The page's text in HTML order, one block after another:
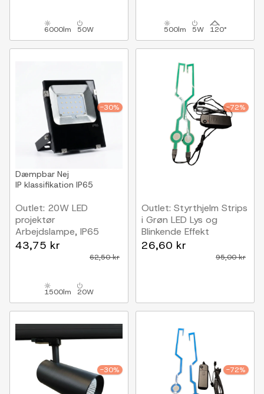
6000lm 50W 500lm 5W 120°
-30%
Dæmpbar Nej
IP klassifikation IP65
Outlet: 20W LED
projektør
Arbejdslampe, IP65
udendørs
43,75 kr
62,50 kr
1500lm 20W
-72%
Outlet: Styrthjelm Strips
i Grøn LED Lys og
Blinkende Effekt
26,60 kr
95,00 kr
-30% -72%